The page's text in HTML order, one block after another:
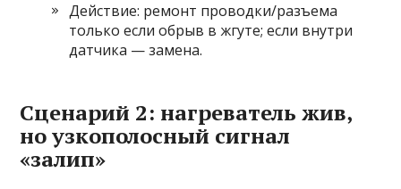
Действие: ремонт проводки/разъема
только если обрыв в жгуте; если внутри
датчика — замена.
Сценарий 2: нагреватель жив,
но узкополосный сигнал
«залип»